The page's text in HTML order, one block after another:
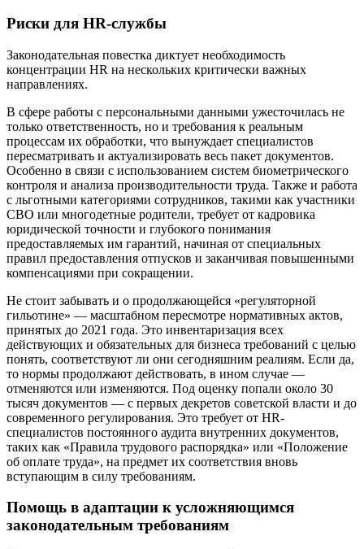
Риски для HR-службы
Законодательная повестка диктует необходимость
концентрации HR на нескольких критически важных
направлениях.
В сфере работы с персональными данными ужесточилась не
только ответственность, но и требования к реальным
процессам их обработки, что вынуждает специалистов
пересматривать и актуализировать весь пакет документов.
Особенно в связи с использованием систем биометрического
контроля и анализа производительности труда. Также и работа
с льготными категориями сотрудников, такими как участники
СВО или многодетные родители, требует от кадровика
юридической точности и глубокого понимания
предоставляемых им гарантий, начиная от специальных
правил предоставления отпусков и заканчивая повышенными
компенсациями при сокращении.
Не стоит забывать и о продолжающейся «регуляторной
гильотине» — масштабном пересмотре нормативных актов,
принятых до 2021 года. Это инвентаризация всех
действующих и обязательных для бизнеса требований с целью
понять, соответствуют ли они сегодняшним реалиям. Если да,
то нормы продолжают действовать, в ином случае —
отменяются или изменяются. Под оценку попали около 30
тысяч документов — с первых декретов советской власти и до
современного регулирования. Это требует от HR-
специалистов постоянного аудита внутренних документов,
таких как «Правила трудового распорядка» или «Положение
об оплате труда», на предмет их соответствия вновь
вступающим в силу требованиям.
Помощь в адаптации к усложняющимся
законодательным требованиям